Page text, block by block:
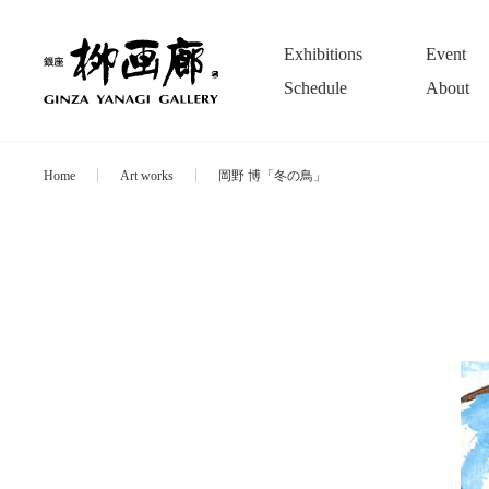
Exhibitions
Event
Schedule
About
Home Art works 岡野 博「冬の鳥」